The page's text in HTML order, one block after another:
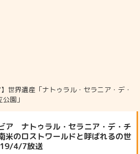
】世界遺産「ナトゥラル・セラニア・デ・
園」
ア ナトゥラル・セラニア・デ・チ
米のロストワールドと呼ばれるの世
4/7放送